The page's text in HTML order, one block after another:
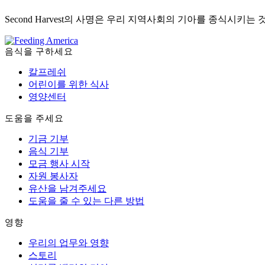
Second Harvest의 사명은 우리 지역사회의 기아를 종식시키는
음식을 구하세요
칼프레쉬
어린이를 위한 식사
영양센터
도움을 주세요
기금 기부
음식 기부
모금 행사 시작
자원 봉사자
유산을 남겨주세요
도움을 줄 수 있는 다른 방법
영향
우리의 업무와 영향
스토리